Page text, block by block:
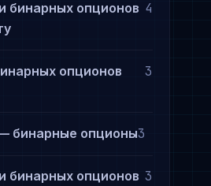
бинарных опционов 4
опционов
3
бинарные опционы3
бинарных опционов 3